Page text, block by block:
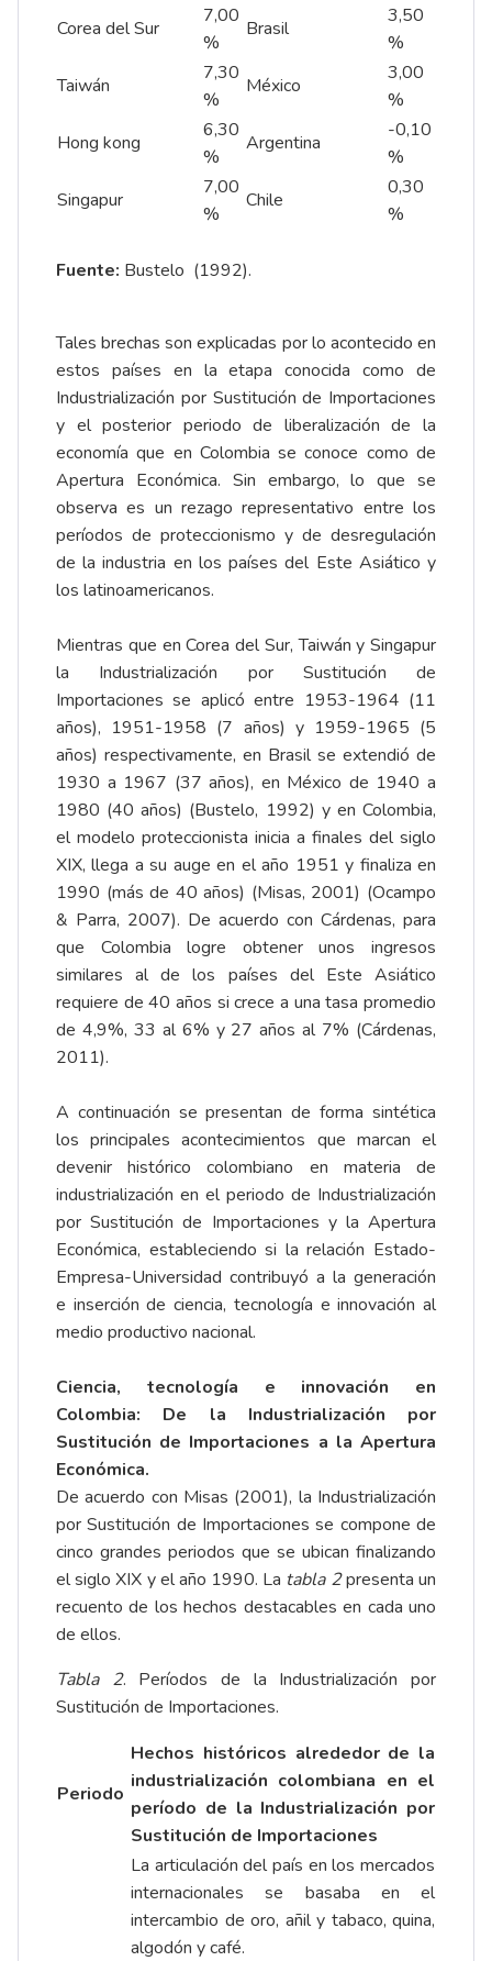
Corea del Sur
7,00
%
Brasil
3,50
%
Taiwán
7,30
%
México
3,00
%
Hong kong
6,30
%
Argentina
-0,10
%
Singapur
7,00
%
Chile
0,30
%
Fuente: Bustelo (1992).
Tales brechas son explicadas por lo acontecido en
estos países en la etapa conocida como de
Industrialización por Sustitución de Importaciones
y el posterior periodo de liberalización de la
economía que en Colombia se conoce como de
Apertura Económica. Sin embargo, lo que se
observa es un rezago representativo entre los
períodos de proteccionismo y de desregulación
de la industria en los países del Este Asiático y
los latinoamericanos.
Mientras que en Corea del Sur, Taiwán y Singapur
la Industrialización por Sustitución de
Importaciones se aplicó entre 1953-1964 (11
años), 1951-1958 (7 años) y 1959-1965 (5
años) respectivamente, en Brasil se extendió de
1930 a 1967 (37 años), en México de 1940 a
1980 (40 años) (Bustelo, 1992) y en Colombia,
el modelo proteccionista inicia a finales del siglo
XIX, llega a su auge en el año 1951 y finaliza en
1990 (más de 40 años) (Misas, 2001) (Ocampo
& Parra, 2007). De acuerdo con Cárdenas, para
que Colombia logre obtener unos ingresos
similares al de los países del Este Asiático
requiere de 40 años si crece a una tasa promedio
de 4,9%, 33 al 6% y 27 años al 7% (Cárdenas,
2011).
A continuación se presentan de forma sintética
los principales acontecimientos que marcan el
devenir histórico colombiano en materia de
industrialización en el periodo de Industrialización
por Sustitución de Importaciones y la Apertura
Económica, estableciendo si la relación Estado-
Empresa-Universidad contribuyó a la generación
e inserción de ciencia, tecnología e innovación al
medio productivo nacional.
Ciencia, tecnología e innovación en
Colombia: De la Industrialización por
Sustitución de Importaciones a la Apertura
Económica.
De acuerdo con Misas (2001), la Industrialización
por Sustitución de Importaciones se compone de
cinco grandes periodos que se ubican finalizando
el siglo XIX y el año 1990. La tabla 2presenta un
recuento de los hechos destacables en cada uno
de ellos.
Tabla 2. Períodos de la Industrialización por
Sustitución de Importaciones.
Periodo
Hechos históricos alrededor de la
industrialización colombiana en el
período de la Industrialización por
Sustitución de Importaciones
La articulación del país en los mercados
internacionales se basaba en el
intercambio de oro, añil y tabaco, quina,
algodón y café.